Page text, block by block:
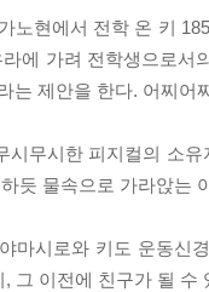
노현에서 전학 온 키
에 가려 전학생으로
는 제안을 한다. 어찌
시무시한 피지컬의 소
듯 물속으로 가라앉는
마시로와 키도 운동신
그 이전에 친구가 될 수